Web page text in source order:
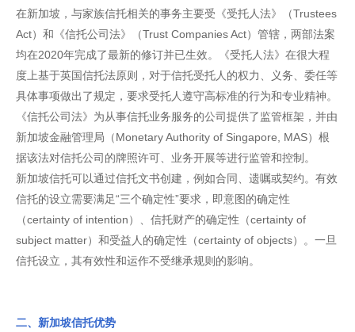
在新加坡，与家族信托相关的事务主要受《受托人法》（Trustees
Act）和《信托公司法》（Trust Companies Act）管辖，两部法案
均在2020年完成了最新的修订并已生效。《受托人法》在很大程
度上基于英国信托法原则，对于信托受托人的权力、义务、委任等
具体事项做出了规定，要求受托人遵守高标准的行为和专业精神。
《信托公司法》为从事信托业务服务的公司提供了监管框架，并由
新加坡金融管理局（Monetary Authority of Singapore, MAS）根
据该法对信托公司的牌照许可、业务开展等进行监管和控制。
新加坡信托可以通过信托文书创建，例如合同、遗嘱或契约。有效
信托的设立需要满足“三个确定性”要求，即意图的确定性
（certainty of intention）、信托财产的确定性（certainty of
subject matter）和受益人的确定性（certainty of objects）。一旦
信托设立，其有效性和运作不受继承规则的影响。
二、新加坡信托优势